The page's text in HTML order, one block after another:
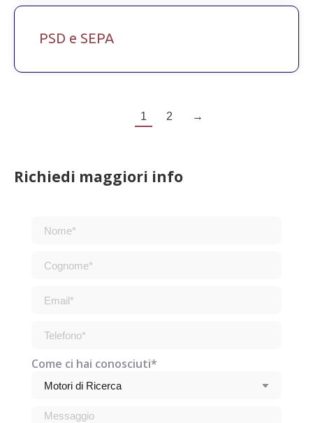
PSD e SEPA
1 2 →
Richiedi maggiori info
Come ci hai conosciuti*